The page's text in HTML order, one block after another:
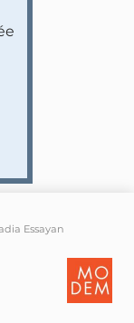
Essayan